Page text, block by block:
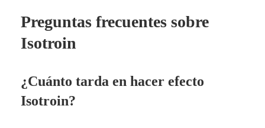
Preguntas frecuentes sobre
Isotroin
¿Cuánto tarda en hacer efecto
Isotroin?